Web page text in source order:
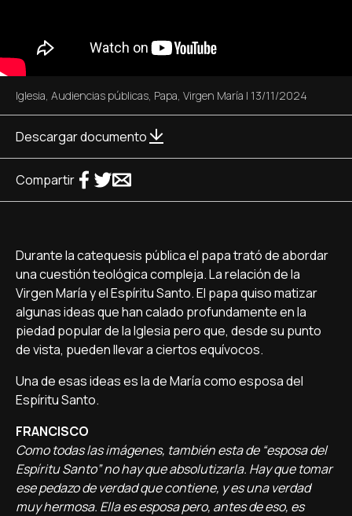
Iglesia, Audiencias públicas, Papa, Virgen María | 13/11/2024
Descargar documento
Compartir
Durante la catequesis pública el papa trató de abordar
una cuestión teológica compleja. La relación de la
Virgen María y el Espíritu Santo. El papa quiso matizar
algunas ideas que han calado profundamente en la
piedad popular de la Iglesia pero que, desde su punto
de vista, pueden llevar a ciertos equívocos.
Una de esas ideas es la de María como esposa del
Espíritu Santo.
FRANCISCO
Como todas las imágenes, también esta de “esposa del
Espíritu Santo” no hay que absolutizarla. Hay que tomar
ese pedazo de verdad que contiene, y es una verdad
muy hermosa. Ella es esposa pero, antes de eso, es